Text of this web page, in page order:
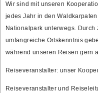
Wir sind mit unseren
jedes Jahr in den
Nationalpark unterwegs. Durch
umfangreiche Ortskenntnis
während unseren Reisen gern
Reiseveranstalter: unser
Reiseveranstalter und